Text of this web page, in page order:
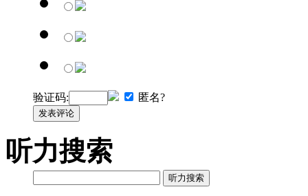
验证码: 匿名?
发表评论
听力搜索
听力搜索